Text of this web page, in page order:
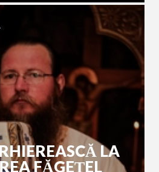
LA
FĂGEȚEL